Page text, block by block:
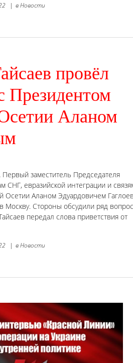
| вНовости
провёл
Президентом
Аланом
заместитель Председателя
СНГ, евразийской интеграции и
Аланом Эдуардовичем
Москву. Стороны обсудили ряд
передал слова приветствия от
| вНовости